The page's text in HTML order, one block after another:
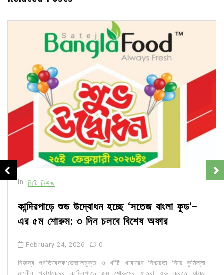
In সিটি নিউজ
কান্দিরপাড়ে শুভ উদ্বোধন হচ্ছে ‘সতেজ বাংলা ফুড’-
এর ৫ম শোরুম: ৩ দিন চলবে বিশেষ অফার
February 24, 2026 0
নিজস্ব প্রতিবেদক:ভেজালমুক্ত ও খাঁটি খাবারের নিশ্চয়তা নিয়ে কুমিল্লা